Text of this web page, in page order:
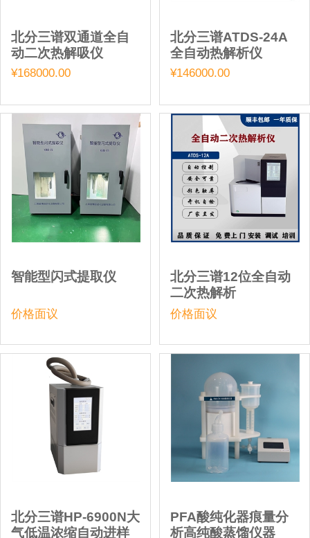
北分三谱双通道全自
动二次热解吸仪
¥168000.00
北分三谱ATDS-24A
全自动热解析仪
¥146000.00
智能型闪式提取仪
价格面议
北分三谱12位全自动
二次热解析
价格面议
北分三谱HP-6900N大
气低温浓缩自动进样
PFA酸纯化器痕量分
析高纯酸蒸馏仪器